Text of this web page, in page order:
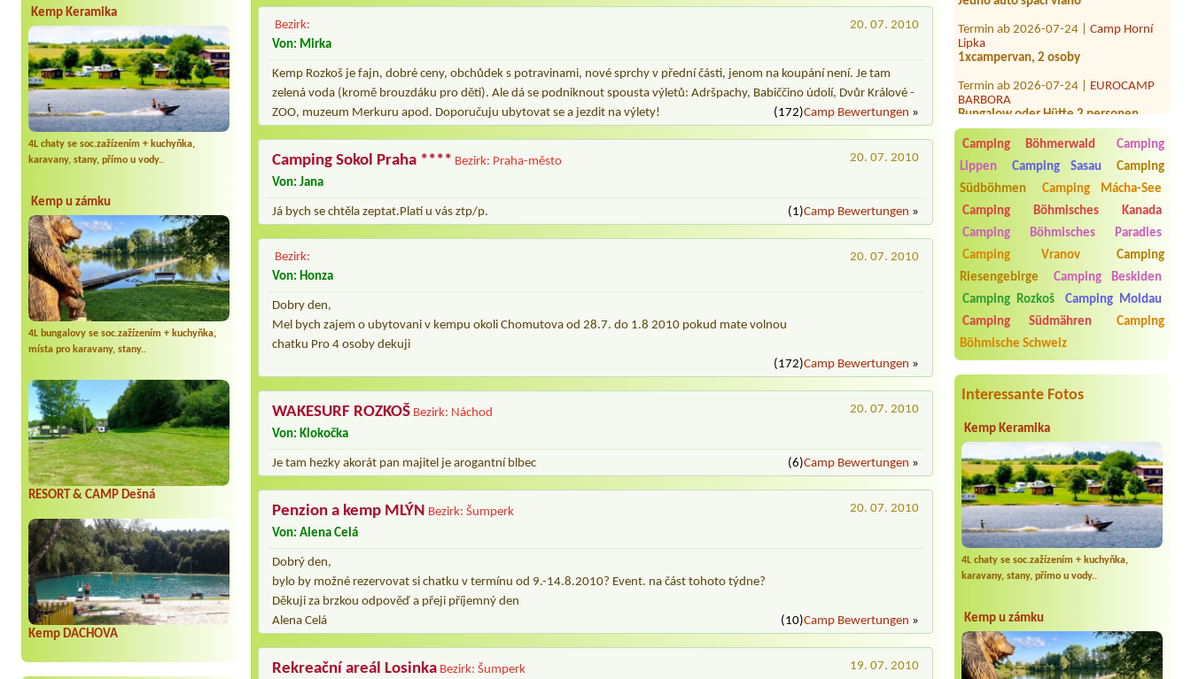
Kemp Keramika
4L chaty se soc.zažízením + kuchyňka,
karavany, stany, přímo u vody..
Kemp u zámku
4L bungalovy se soc.zažízením + kuchyňka,
místa pro karavany, stany..
RESORT & CAMP Dešná
Kemp DACHOVA
Termin ab 2026-07-24 |
Lipka
1xcampervan, 2 osoby
Termin ab 2026-07-24 |
BARBORA
Bungalow oder Hütte 2 personen
Třeboňsko
2L chatka
Luhačovice
1 misto pro caravan Ducato může být i
u vody
Termin ab 2026-07-31 |
Kemp Oáza
1x tent place, 20m2, 2adults, 3
children (1,3,6 y.o.) 1 car
Termin ab 2026-07-31 |Camping
Paradijs
osob
Termin ab 2026-08-03 |Autokemp
Bílina Kyselka
Camping Böhmerwald
Camping
Lippen
Camping Sasau
Camping
Südböhmen
Camping Mácha-See
Camping Böhmisches Kanada
Camping Böhmisches Paradies
Camping Vranov
Camping
Riesengebirge
Camping Beskiden
Camping Rozkoš
Camping Moldau
Camping Südmähren
Camping
Böhmische Schweiz
Interessante Fotos
Kemp Keramika
4L chaty se soc.zažízením + kuchyňka,
karavany, stany, přímo u vody..
Kemp u zámku
Bezirk:
20. 07. 2010
Von: Mirka
Kemp Rozkoš je fajn, dobré ceny, obchůdek s potravinami, nové sprchy v přední části, jenom na koupání není. Je tam
zelená voda (kromě brouzdáku pro děti). Ale dá se podniknout spousta výletů: Adršpachy, Babiččino údolí, Dvůr Králové -
ZOO, muzeum Merkuru apod. Doporučuju ubytovat se a jezdit na výlety!
(172)Camp Bewertungen »
Camping Sokol Praha **** Bezirk: Praha-město
20. 07. 2010
Von: Jana
Já bych se chtěla zeptat.Platí u vás ztp/p. (1)Camp Bewertungen »
Bezirk:
20. 07. 2010
Von: Honza
Dobry den,
Mel bych zajem o ubytovani v kempu okoli Chomutova od 28.7. do 1.8 2010 pokud mate volnou
chatku Pro 4 osoby dekuji
(172)Camp Bewertungen »
WAKESURF ROZKOŠ Bezirk: Náchod
20. 07. 2010
Von: Klokočka
Je tam hezky akorát pan majitel je arogantní blbec (6)Camp Bewertungen »
Penzion a kemp MLÝN Bezirk: Šumperk
20. 07. 2010
Von: Alena Celá
Dobrý den,
bylo by možné rezervovat si chatku v termínu od 9.-14.8.2010? Event. na část tohoto týdne?
Děkuji za brzkou odpověď a přeji příjemný den
Alena Celá
(10)Camp Bewertungen »
Rekreační areál Losinka Bezirk: Šumperk
19. 07. 2010